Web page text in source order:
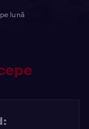
lună